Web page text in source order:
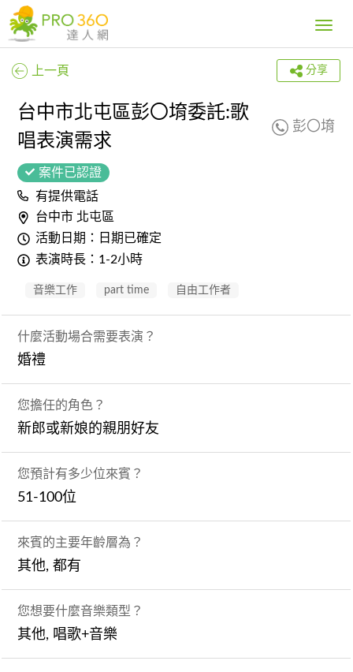
Toggle
上一頁 分享
台中市北屯區彭〇堉委託:歌
唱表演需求
彭〇堉
案件已認證
有提供電話
台中市 北屯區
活動日期：日期已確定
表演時長：1-2小時
音樂工作 part time 自由工作者
什麼活動場合需要表演？
婚禮
您擔任的角色？
新郎或新娘的親朋好友
您預計有多少位來賓？
51-100位
來賓的主要年齡層為？
其他, 都有
您想要什麼音樂類型？
其他, 唱歌+音樂